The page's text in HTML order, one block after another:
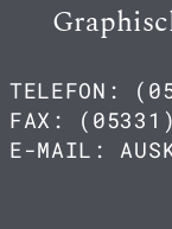
TELEFON:
FAX:
E-MAIL: